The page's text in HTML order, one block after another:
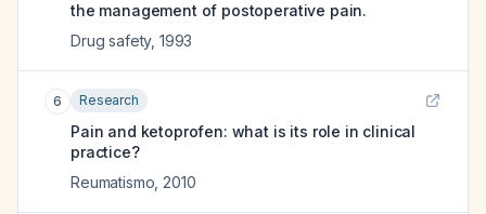
the management of postoperative pain.
Drug safety, 1993
6 Research
Pain and ketoprofen: what is its role in clinical
practice?
Reumatismo 2010